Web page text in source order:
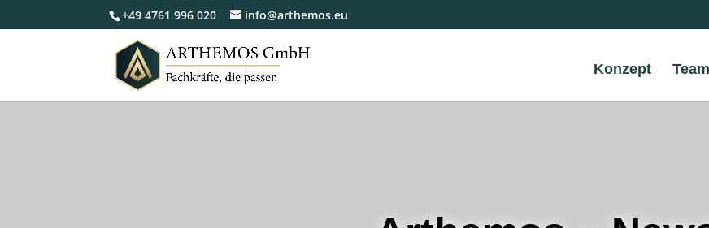
+49 4761 996 020 info@arthemos.eu
Konzept Team